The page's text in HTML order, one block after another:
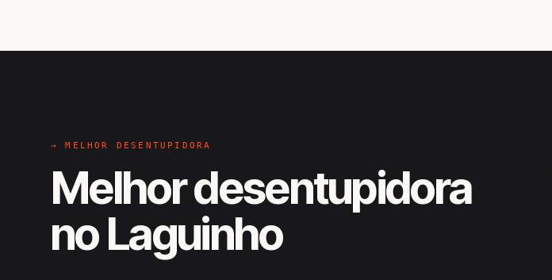
→ MELHOR DESENTUPIDORA
Melhor desentupidora
no Laguinho
EM CAMPO